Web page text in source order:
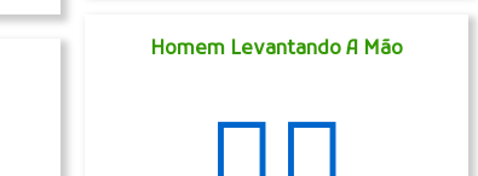
Homem Levantando A Mão